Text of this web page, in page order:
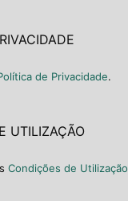
de Privacidade.
UTILIZAÇÃO
Condições de Utilização